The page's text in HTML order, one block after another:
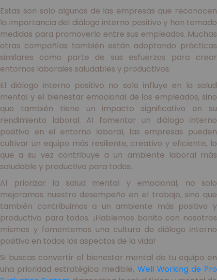
Estas son solo algunas de las empresas que reconocen
la importancia del diálogo interno positivo y han tomado
medidas para promoverlo entre sus empleados. Muchas
otras compañías también están adoptando prácticas
similares como parte de sus esfuerzos para crear
entornos laborales saludables y productivos.
El diálogo interno positivo no solo influye en la salud
mental y el bienestar emocional de los empleados, sino
que también tiene un impacto significativo en su
rendimiento laboral. Al fomentar un diálogo interno
positivo en el entorno laboral, las empresas pueden
cultivar un equipo más resiliente, creativo y eficiente, lo
que a su vez contribuye a un ambiente laboral más
saludable y productivo para todos.
Al priorizar la salud mental y emocional, no solo
mejoramos nuestro desempeño en el trabajo, sino que
también contribuimos a un ambiente más positivo y
productivo para todos. ¡Hablemos bonito con nosotros
mismos y fomentemos una cultura de diálogo interno
positivo en todos los aspectos de la vida!
Si buscas convertir el bienestar mental de tu equipo en
una prioridad estratégica medible, Well Working de Pro